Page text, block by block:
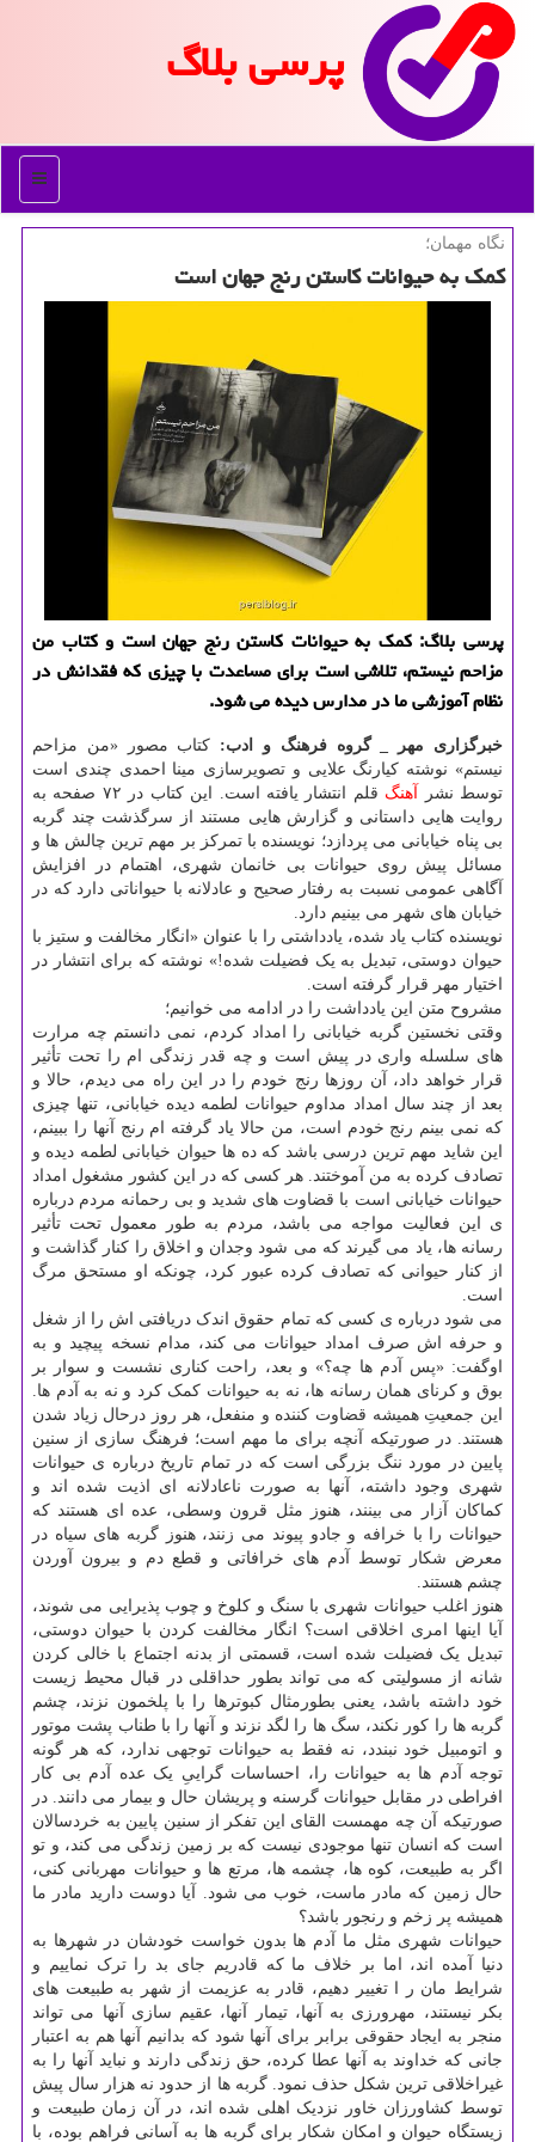
پرسی بلاگ
منو
نگاه مهمان؛
کمک به حیوانات کاستن رنج جهان است
پرسی بلاگ: کمک به حیوانات کاستن رنج جهان است و کتاب من
مزاحم نیستم، تلاشی است برای مساعدت با چیزی که فقدانش در
نظام آموزشی ما در مدارس دیده می شود.
خبرگزاری مهر _ گروه فرهنگ و ادب: کتاب مصور «من مزاحم
نیستم» نوشته کیارنگ علایی و تصویرسازی مینا احمدی چندی است
توسط نشر
آهنگ
قلم انتشار یافته است. این کتاب در ۷۲ صفحه به
روایت هایی داستانی و گزارش هایی مستند از سرگذشت چند گربه
بی پناه خیابانی می پردازد؛ نویسنده با تمرکز بر مهم ترین چالش ها و
مسائل پیش روی حیوانات بی خانمان شهری، اهتمام در افزایش
آگاهی عمومی نسبت به رفتار صحیح و عادلانه با حیواناتی دارد که در
خیابان های شهر می بینیم دارد.
نویسنده کتاب یاد شده، یادداشتی را با عنوان «انگار مخالفت و ستیز با
حیوان دوستی، تبدیل به یک فضیلت شده!» نوشته که برای انتشار در
اختیار مهر قرار گرفته است.
مشروح متن این یادداشت را در ادامه می خوانیم؛
وقتی نخستین گربه خیابانی را امداد کردم، نمی دانستم چه مرارت
های سلسله واری در پیش است و چه قدر زندگی ام را تحت تأثیر
قرار خواهد داد، آن روزها رنج خودم را در این راه می دیدم، حالا و
بعد از چند سال امداد مداوم حیوانات لطمه دیده خیابانی، تنها چیزی
که نمی بینم رنج خودم است، من حالا یاد گرفته ام رنج آنها را ببینم،
این شاید مهم ترین درسی باشد که ده ها حیوان خیابانی لطمه دیده و
تصادف کرده به من آموختند. هر کسی که در این کشور مشغول امداد
حیوانات خیابانی است با قضاوت های شدید و بی رحمانه مردم درباره
ی این فعالیت مواجه می باشد، مردم به طور معمول تحت تأثیر
رسانه ها، یاد می گیرند که می شود وجدان و اخلاق را کنار گذاشت و
از کنار حیوانی که تصادف کرده عبور کرد، چونکه او مستحق مرگ
است.
می شود درباره ی کسی که تمام حقوق اندک دریافتی اش را از شغل
و حرفه اش صرف امداد حیوانات می کند، مدام نسخه پیچید و به
اوگفت: «پس آدم ها چه؟» و بعد، راحت کناری نشست و سوار بر
بوق و کرنای همان رسانه ها، نه به حیوانات کمک کرد و نه به آدم ها.
این جمعیتِ همیشه قضاوت کننده و منفعل، هر روز درحال زیاد شدن
هستند. در صورتیکه آنچه برای ما مهم است؛ فرهنگ سازی از سنین
پایین در مورد ننگ بزرگی است که در تمام تاریخ درباره ی حیوانات
شهری وجود داشته، آنها به صورت ناعادلانه ای اذیت شده اند و
کماکان آزار می بینند، هنوز مثل قرون وسطی، عده ای هستند که
حیوانات را با خرافه و جادو پیوند می زنند، هنوز گربه های سیاه در
معرض شکار توسط آدم های خرافاتی و قطع دم و بیرون آوردن
چشم هستند.
هنوز اغلب حیوانات شهری با سنگ و کلوخ و چوب پذیرایی می شوند،
آیا اینها امری اخلاقی است؟ انگار مخالفت کردن با حیوان دوستی،
تبدیل یک فضیلت شده است، قسمتی از بدنه اجتماع با خالی کردن
شانه از مسولیتی که می تواند بطور حداقلی در قبال محیط زیست
خود داشته باشد، یعنی بطورمثال کبوترها را با پلخمون نزند، چشم
گربه ها را کور نکند، سگ ها را لگد نزند و آنها را با طناب پشت موتور
و اتومبیل خود نبندد، نه فقط به حیوانات توجهی ندارد، که هر گونه
توجه آدم ها به حیوانات را، احساسات گراییِ یک عده آدم بی کار
افراطی در مقابل حیوانات گرسنه و پریشان حال و بیمار می دانند. در
صورتیکه آن چه مهمست القای این تفکر از سنین پایین به خردسالان
است که انسان تنها موجودی نیست که بر زمین زندگی می کند، و تو
اگر به طبیعت، کوه ها، چشمه ها، مرتع ها و حیوانات مهربانی کنی،
حال زمین که مادر ماست، خوب می شود. آیا دوست دارید مادر ما
همیشه پر زخم و رنجور باشد؟
حیوانات شهری مثل ما آدم ها بدون خواست خودشان در شهرها به
دنیا آمده اند، اما بر خلاف ما که قادریم جای بد را ترک نماییم و
شرایط مان ر ا تغییر دهیم، قادر به عزیمت از شهر به طبیعت های
بکر نیستند، مهرورزی به آنها، تیمار آنها، عقیم سازی آنها می تواند
منجر به ایجاد حقوقی برابر برای آنها شود که بدانیم آنها هم به اعتبار
جانی که خداوند به آنها عطا کرده، حق زندگی دارند و نباید آنها را به
غیراخلاقی ترین شکل حذف نمود. گربه ها از حدود نه هزار سال پیش
توسط کشاورزان خاور نزدیک اهلی شده اند، در آن زمان طبیعت و
زیستگاه حیوان و امکان شکار برای گربه ها به آسانی فراهم بوده، با